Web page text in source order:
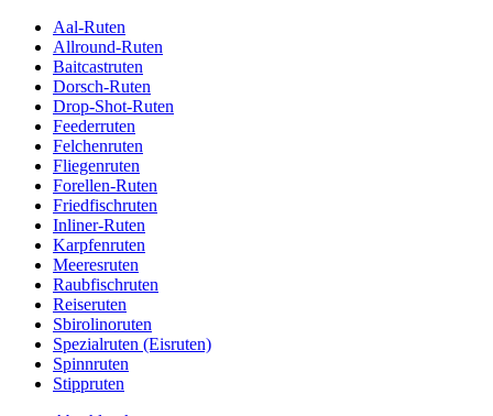
Aal-Ruten
Allround-Ruten
Baitcastruten
Dorsch-Ruten
Drop-Shot-Ruten
Feederruten
Felchenruten
Fliegenruten
Forellen-Ruten
Friedfischruten
Inliner-Ruten
Karpfenruten
Meeresruten
Raubfischruten
Reiseruten
Sbirolinoruten
Spezialruten (Eisruten)
Spinnruten
Stippruten